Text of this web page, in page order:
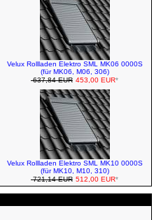
Velux Rollladen Elektro SML MK06 0000S
(für MK06, M06, 306)
637,84 EUR 453,00 EUR*
Velux Rollladen Elektro SML MK10 0000S
(für MK10, M10, 310)
721,14 EUR 512,00 EUR*